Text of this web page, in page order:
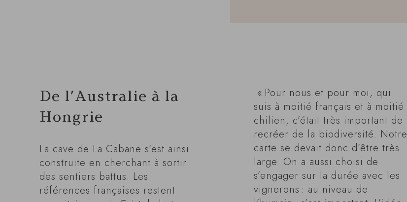
De l’Australie à la
Hongrie
La cave de La Cabane s’est ainsi
construite en cherchant à sortir
des sentiers battus. Les
références françaises restent
« Pour nous et pour moi, qui
suis à moitié français et à moitié
chilien, c’était très important de
recréer de la biodiversité. Notre
carte se devait donc d’être très
large. On a aussi choisi de
s’engager sur la durée avec les
vignerons : au niveau de